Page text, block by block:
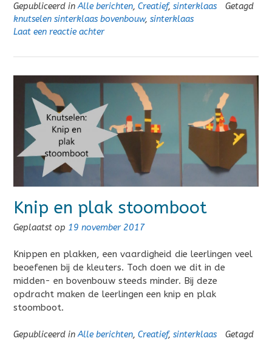
Gepubliceerd inAlle berichten, Creatief, sinterklaas
Getagd
knutselen sinterklaas bovenbouw, sinterklaas
Laat een reactie achter
Knip en plak stoomboot
Geplaatst op 19 november 2017
Knippen en plakken, een vaardigheid die leerlingen veel
beoefenen bij de kleuters. Toch doen we dit in de
midden- en bovenbouw steeds minder. Bij deze
opdracht maken de leerlingen een knip en plak
stoomboot.
Gepubliceerd inAlle berichten, Creatief, sinterklaas
Getagd